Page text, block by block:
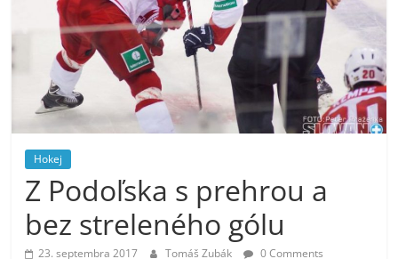
Hokej
Z Podoľska s prehrou a
bez streleného gólu
23. septembra 2017 Tomáš Zubák 0 Comments